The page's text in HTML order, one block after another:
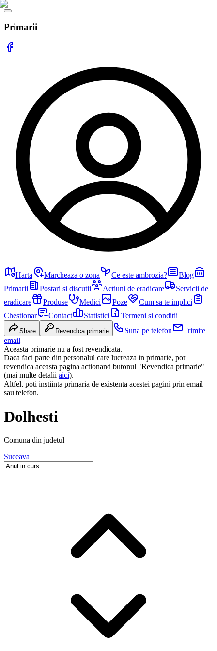
Primarii
Harta Marcheaza o zona Ce este ambrozia?
Blog
Primarii
Postari si discutii Actiuni de eradicare
Servicii de
eradicare
Produse Medici Poze
Cum sa te implici
Chestionar
Contact Statistici Termeni si conditii
Share Revendica primarie Suna pe telefon
Trimite
email
Aceasta primarie nu a fost revendicata.
Daca faci parte din personalul care lucreaza in primarie, poti
revendica aceasta pagina actionand butonul "Revendica primarie"
(mai multe detalii aici).
Altfel, poti instiinta primaria de existenta acestei pagini prin email
sau telefon.
Dolhesti
Comuna din judetul
Suceava